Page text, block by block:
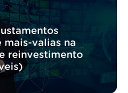
mais-valias na
reinvestimento